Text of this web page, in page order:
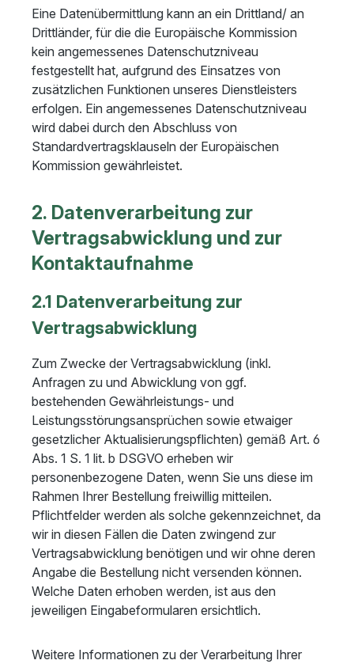
Eine Datenübermittlung kann an ein Drittland/ an
Drittländer, für die die Europäische Kommission
kein angemessenes Datenschutzniveau
festgestellt hat, aufgrund des Einsatzes von
zusätzlichen Funktionen unseres Dienstleisters
erfolgen. Ein angemessenes Datenschutzniveau
wird dabei durch den Abschluss von
Standardvertragsklauseln der Europäischen
Kommission gewährleistet.
2. Datenverarbeitung zur
Vertragsabwicklung und zur
Kontaktaufnahme
2.1 Datenverarbeitung zur
Vertragsabwicklung
Zum Zwecke der Vertragsabwicklung (inkl.
Anfragen zu und Abwicklung von ggf.
bestehenden Gewährleistungs- und
Leistungsstörungsansprüchen sowie etwaiger
gesetzlicher Aktualisierungspflichten) gemäß Art. 6
Abs. 1 S. 1 lit. b DSGVO erheben wir
personenbezogene Daten, wenn Sie uns diese im
Rahmen Ihrer Bestellung freiwillig mitteilen.
Pflichtfelder werden als solche gekennzeichnet, da
wir in diesen Fällen die Daten zwingend zur
Vertragsabwicklung benötigen und wir ohne deren
Angabe die Bestellung nicht versenden können.
Welche Daten erhoben werden, ist aus den
jeweiligen Eingabeformularen ersichtlich.
Weitere Informationen zu der Verarbeitung Ihrer